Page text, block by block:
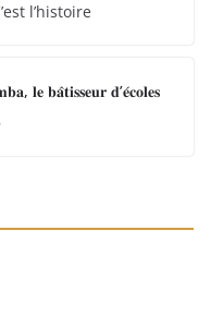
l’histoire
𝐥𝐞 𝐛𝐚̂𝐭𝐢𝐬𝐬𝐞𝐮𝐫 𝐝’𝐞́𝐜𝐨𝐥𝐞𝐬